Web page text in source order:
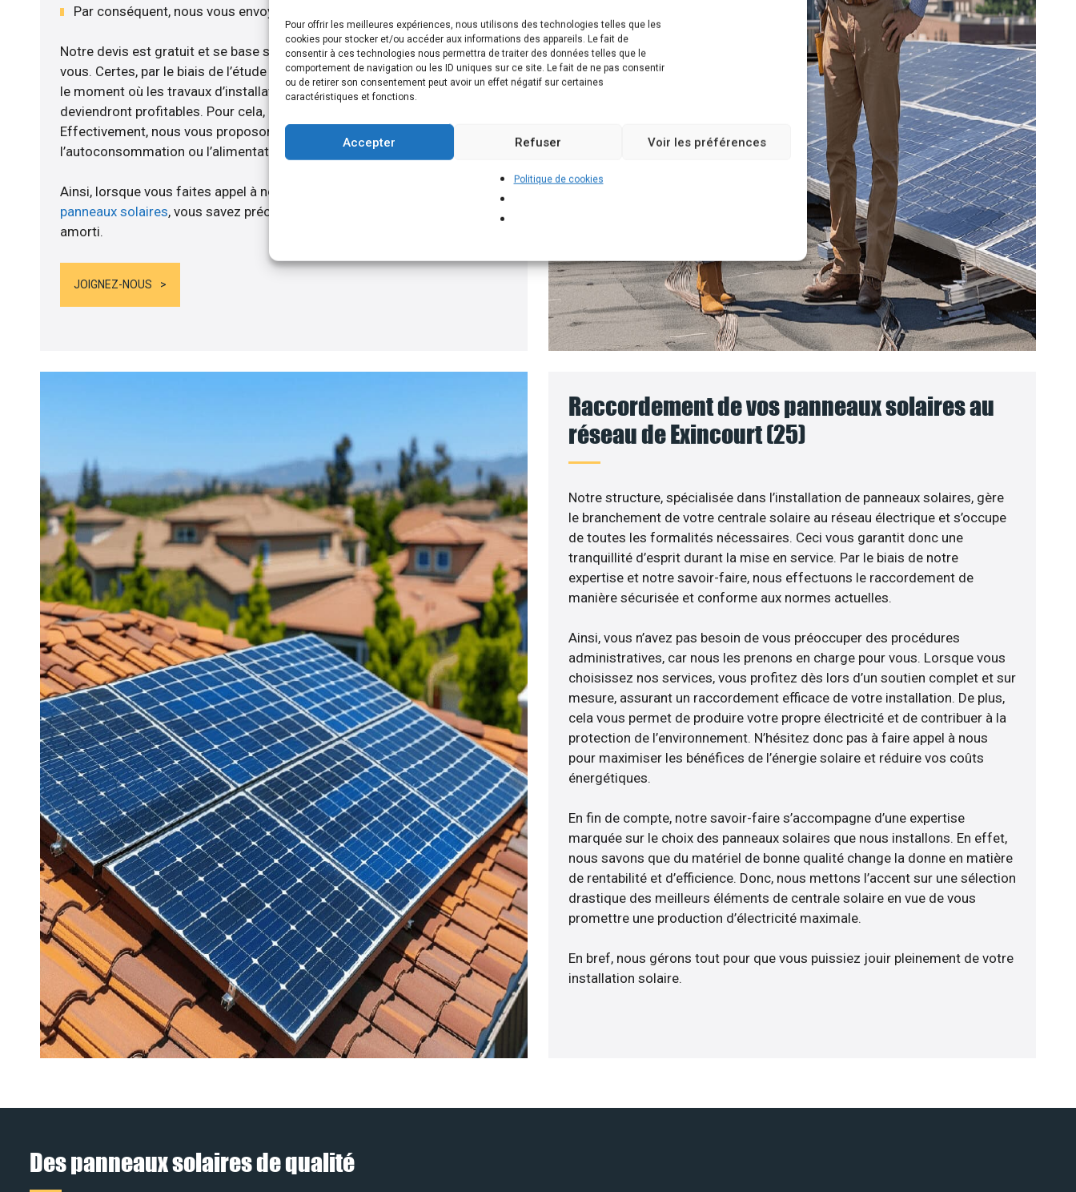
Pour offrir les meilleures expériences, nous utilisons des technologies telles que les
cookies pour stocker et/ou accéder aux informations des appareils. Le fait de
consentir à ces technologies nous permettra de traiter des données telles que le
comportement de navigation ou les ID uniques sur ce site. Le fait de ne pas consentir
ou de retirer son consentement peut avoir un effet négatif sur certaines
caractéristiques et fonctions.
Accepter Refuser Voir les préférences
Politique de cookies
Par conséquent, nous vous envoyons notre devis gratuitement
Notre devis est gratuit et se base sur la configuration la plus efficace pour
vous. Certes, par le biais de l’étude rentabilité menée, nous savons calculer
le moment où les travaux d’installation de panneaux solaire sur votre toit
deviendront profitables. Pour cela, nous disposons de plusieurs solutions.
Effectivement, nous vous proposons un branchement permettant
l’autoconsommation ou l’alimentation de batteries solaires, par exemple.
Ainsi, lorsque vous faites appel à notre entreprise pour installer vos
panneaux solaires, vous savez précisément quand le coût des travaux sera
amorti.
JOIGNEZ-NOUS
Raccordement de vos panneaux solaires au
réseau de Exincourt (25)
Notre structure, spécialisée dans l’installation de panneaux solaires, gère
le branchement de votre centrale solaire au réseau électrique et s’occupe
de toutes les formalités nécessaires. Ceci vous garantit donc une
tranquillité d’esprit durant la mise en service. Par le biais de notre
expertise et notre savoir-faire, nous effectuons le raccordement de
manière sécurisée et conforme aux normes actuelles.
Ainsi, vous n’avez pas besoin de vous préoccuper des procédures
administratives, car nous les prenons en charge pour vous. Lorsque vous
choisissez nos services, vous profitez dès lors d’un soutien complet et sur
mesure, assurant un raccordement efficace de votre installation. De plus,
cela vous permet de produire votre propre électricité et de contribuer à la
protection de l’environnement. N’hésitez donc pas à faire appel à nous
pour maximiser les bénéfices de l’énergie solaire et réduire vos coûts
énergétiques.
En fin de compte, notre savoir-faire s’accompagne d’une expertise
marquée sur le choix des panneaux solaires que nous installons. En effet,
nous savons que du matériel de bonne qualité change la donne en matière
de rentabilité et d’efficience. Donc, nous mettons l’accent sur une sélection
drastique des meilleurs éléments de centrale solaire en vue de vous
promettre une production d’électricité maximale.
En bref, nous gérons tout pour que vous puissiez jouir pleinement de votre
installation solaire.
Des panneaux solaires de qualité